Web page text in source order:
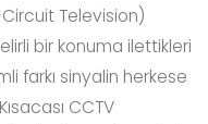
Television)
bir konuma ilettikleri
farkı sinyalin herkese
CCTV